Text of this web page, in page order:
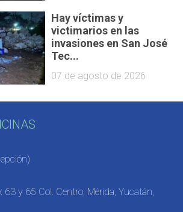
Hay víctimas y
victimarios en las
invasiones en San José
Tec...
07 de agosto de 2026
y 65 Col. Centro, Mérida, Yucatán,